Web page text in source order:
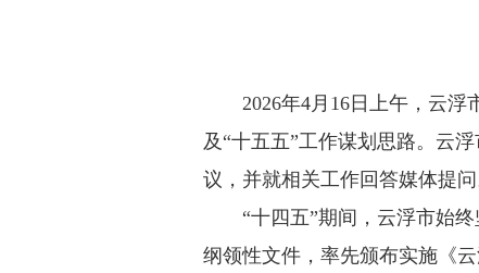
2026年4月16日上午，云浮
及“十五五”工作谋划思路。云
议，并就相关工作回答媒体提问
“十四五”期间，云浮市始终
纲领性文件，率先颁布实施《